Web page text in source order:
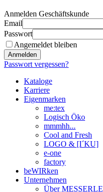
Anmelden Geschäftskunde
Email
Passwort
Angemeldet bleiben
Anmelden
Passwort vergessen?
Kataloge
Karriere
Eigenmarken
me:tex
Logisch Öko
mmmhh...
Cool and Fresh
LOGO & [I´KU]
e-one
factory
beWIRken
Unternehmen
Über MESSERLE